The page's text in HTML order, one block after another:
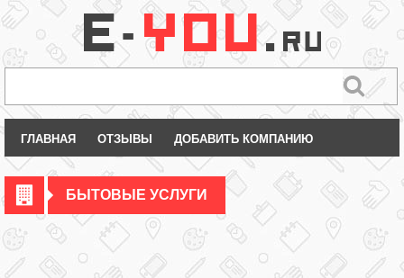
ГЛАВНАЯ ОТЗЫВЫ ДОБАВИТЬ КОМПАНИЮ
БЫТОВЫЕ УСЛУГИ